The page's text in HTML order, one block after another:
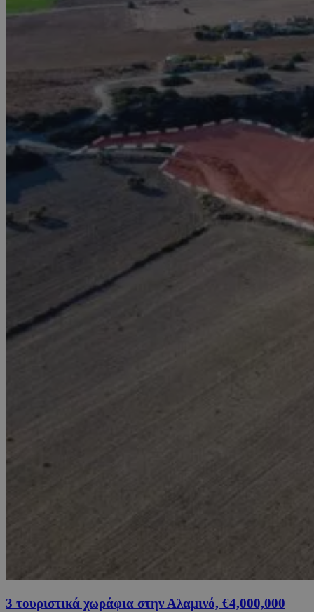
3 τουριστικά χωράφια στην Αλαμινό, €4,000,000